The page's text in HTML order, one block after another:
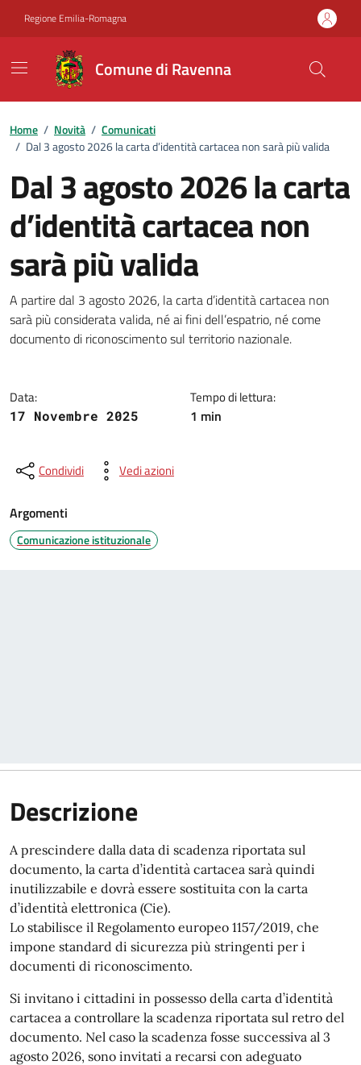
Regione Emilia-Romagna
Comune di Ravenna
Home / Novità / Comunicati
/ Dal 3 agosto 2026 la carta d’identità cartacea non sarà più valida
Dal 3 agosto 2026 la carta
d’identità cartacea non
sarà più valida
Dettagli della notizia
A partire dal 3 agosto 2026, la carta d’identità cartacea non
sarà più considerata valida, né ai fini dell’espatrio, né come
documento di riconoscimento sul territorio nazionale.
Data:
17 Novembre 2025
Tempo di lettura:
1 min
Condividi Vedi azioni
Argomenti
Comunicazione istituzionale
Descrizione
A prescindere dalla data di scadenza riportata sul
documento, la carta d’identità cartacea sarà quindi
inutilizzabile e dovrà essere sostituita con la carta
d’identità elettronica (Cie).
Lo stabilisce il Regolamento europeo 1157/2019, che
impone standard di sicurezza più stringenti per i
documenti di riconoscimento.
Si invitano i cittadini in possesso della carta d’identità
cartacea a controllare la scadenza riportata sul retro del
documento. Nel caso la scadenza fosse successiva al 3
agosto 2026, sono invitati a recarsi con adeguato